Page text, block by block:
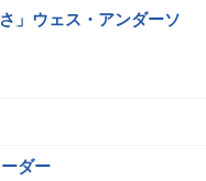
」ウェス・アンダーソ
ダー